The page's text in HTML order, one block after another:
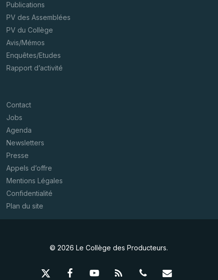
Publications
PV des Assemblées
PV du Collège
Avis/Mémos
Enquêtes/Etudes
Rapport d’activité
Contact
Jobs
Agenda
Newsletters
Presse
Appels d’offre
Mentions Légales
Confidentialité
Plan du site
© 2026 Le Collège des Producteurs.
x- facebookyoutubeRSS phone email